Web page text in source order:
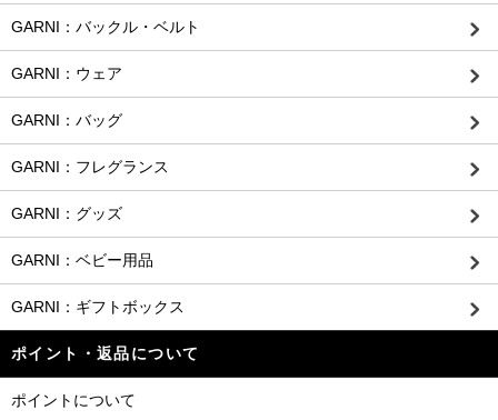
GARNI：バックル・ベルト
GARNI：ウェア
GARNI：バッグ
GARNI：フレグランス
GARNI：グッズ
GARNI：ベビー用品
GARNI：ギフトボックス
ポイント・返品について
ポイントについて